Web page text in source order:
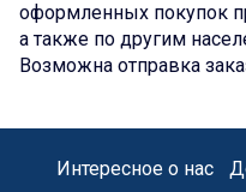
оформленных покупок
а также по другим
Возможна отправка
Интересное о нас